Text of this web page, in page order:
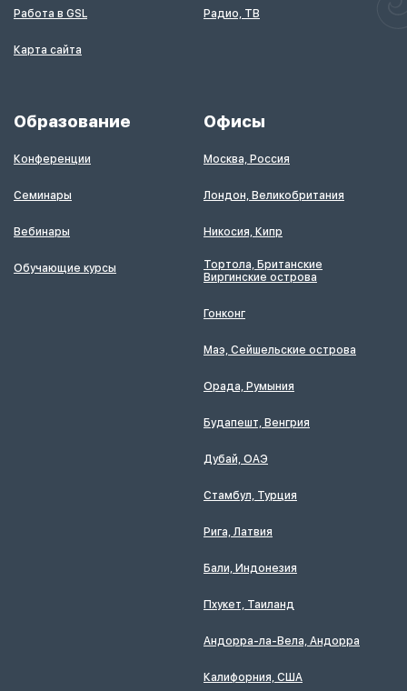
Работа в GSL
Карта сайта
Радио, ТВ
Образование
Конференции
Семинары
Вебинары
Обучающие курсы
Офисы
Москва, Россия
Лондон, Великобритания
Никосия, Кипр
Тортола, Британские
Виргинские острова
Гонконг
Маэ, Сейшельские острова
Орада, Румыния
Будапешт, Венгрия
Дубай, ОАЭ
Стамбул, Турция
Рига, Латвия
Бали, Индонезия
Пхукет, Таиланд
Андорра-ла-Вела, Андорра
Калифорния, США